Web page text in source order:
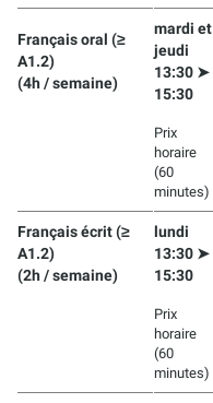
Français oral (≥
A1.2)
(4h / semaine)
mardi et
jeudi
13:30 ➤
15:30
Prix
horaire
(60
minutes)
Français écrit (≥
A1.2)
(2h / semaine)
lundi
13:30 ➤
15:30
Prix
horaire
(60
minutes)